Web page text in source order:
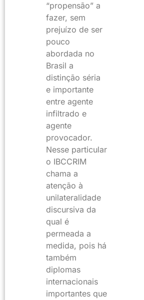
“propensão” a
fazer, sem
prejuízo de ser
pouco
abordada no
Brasil a
distinção séria
e importante
entre agente
infiltrado e
agente
provocador.
Nesse particular
o IBCCRIM
chama a
atenção à
unilateralidade
discursiva da
qual é
permeada a
medida, pois há
também
diplomas
internacionais
importantes que